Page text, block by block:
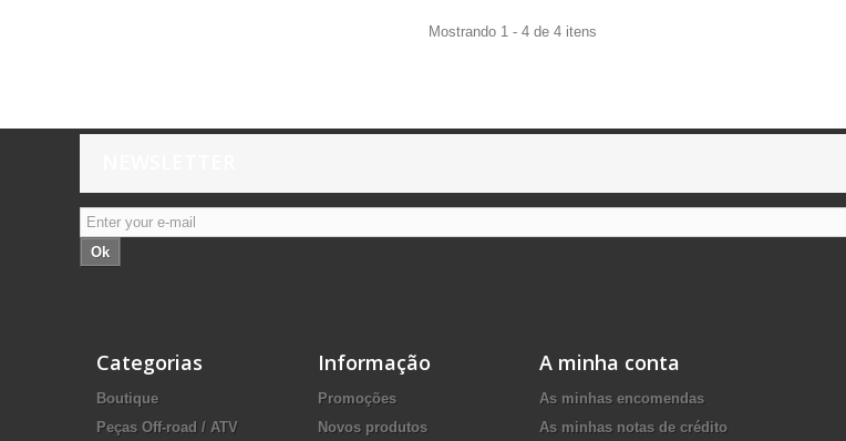
Mostrando 1 - 4 de 4 itens
Ok
Categorias
Boutique
Peças Off-road / ATV
Informação
Promoções
Novos produtos
A minha conta
As minhas encomendas
As minhas notas de crédito